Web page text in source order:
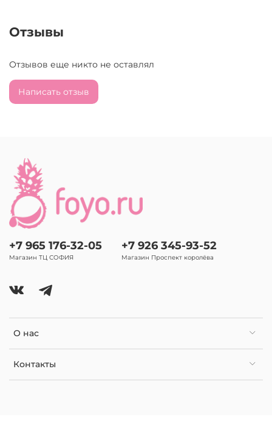
Отзывы
Отзывов еще никто не оставлял
Написать отзыв
О нас
Контакты
+7 965 176-32-05
Магазин ТЦ СОФИЯ
+7 926 345-93-52
Магазин Проспект королёва